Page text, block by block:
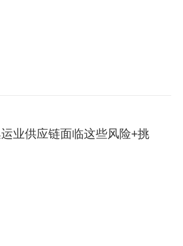
业供应链面临这些风险+挑